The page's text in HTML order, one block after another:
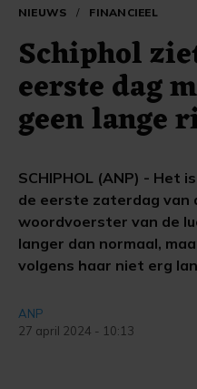
NIEUWS / FINANCIEEL
Schiphol
eerste dag
geen lange
SCHIPHOL (ANP) - Het
de eerste zaterdag van
woordvoerster van de
langer dan normaal,
volgens haar niet erg
ANP
27 april 2024 - 10:13